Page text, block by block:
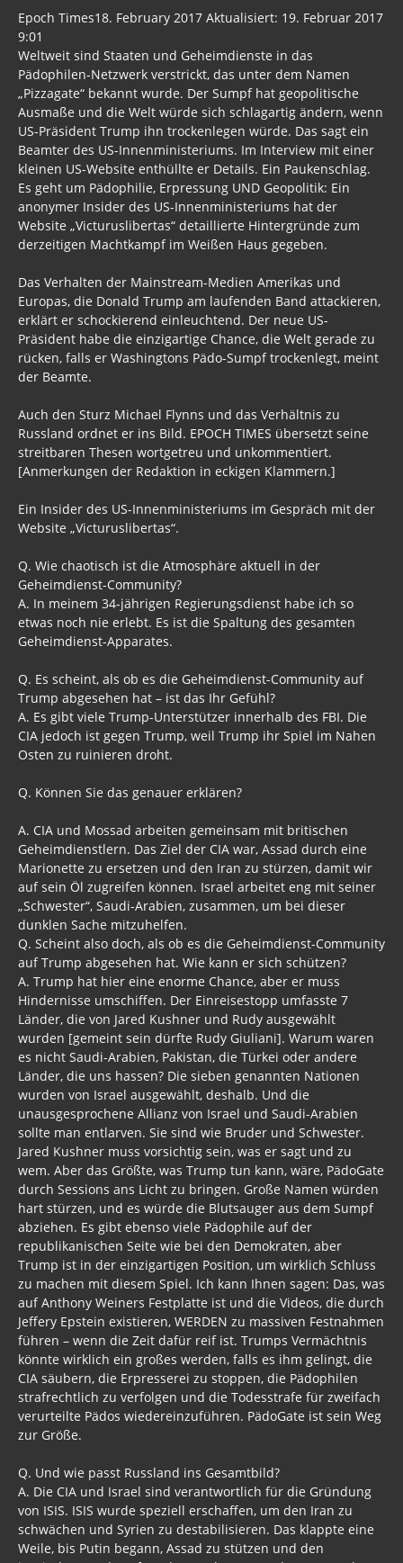
Epoch Times18. February 2017 Aktualisiert: 19. Februar 2017
9:01
Weltweit sind Staaten und Geheimdienste in das
Pädophilen-Netzwerk verstrickt, das unter dem Namen
„Pizzagate“ bekannt wurde. Der Sumpf hat geopolitische
Ausmaße und die Welt würde sich schlagartig ändern, wenn
US-Präsident Trump ihn trockenlegen würde. Das sagt ein
Beamter des US-Innenministeriums. Im Interview mit einer
kleinen US-Website enthüllte er Details. Ein Paukenschlag.
Es geht um Pädophilie, Erpressung UND Geopolitik: Ein
anonymer Insider des US-Innenministeriums hat der
Website „Victuruslibertas“ detaillierte Hintergründe zum
derzeitigen Machtkampf im Weißen Haus gegeben.
Das Verhalten der Mainstream-Medien Amerikas und
Europas, die Donald Trump am laufenden Band attackieren,
erklärt er schockierend einleuchtend. Der neue US-
Präsident habe die einzigartige Chance, die Welt gerade zu
rücken, falls er Washingtons Pädo-Sumpf trockenlegt, meint
der Beamte.
Auch den Sturz Michael Flynns und das Verhältnis zu
Russland ordnet er ins Bild. EPOCH TIMES übersetzt seine
streitbaren Thesen wortgetreu und unkommentiert.
[Anmerkungen der Redaktion in eckigen Klammern.]
Ein Insider des US-Innenministeriums im Gespräch mit der
Website „Victuruslibertas“.
Q. Wie chaotisch ist die Atmosphäre aktuell in der
Geheimdienst-Community?
A. In meinem 34-jährigen Regierungsdienst habe ich so
etwas noch nie erlebt. Es ist die Spaltung des gesamten
Geheimdienst-Apparates.
Q. Es scheint, als ob es die Geheimdienst-Community auf
Trump abgesehen hat – ist das Ihr Gefühl?
A. Es gibt viele Trump-Unterstützer innerhalb des FBI. Die
CIA jedoch ist gegen Trump, weil Trump ihr Spiel im Nahen
Osten zu ruinieren droht.
Q. Können Sie das genauer erklären?
A. CIA und Mossad arbeiten gemeinsam mit britischen
Geheimdienstlern. Das Ziel der CIA war, Assad durch eine
Marionette zu ersetzen und den Iran zu stürzen, damit wir
auf sein Öl zugreifen können. Israel arbeitet eng mit seiner
„Schwester“, Saudi-Arabien, zusammen, um bei dieser
dunklen Sache mitzuhelfen.
Q. Scheint also doch, als ob es die Geheimdienst-Community
auf Trump abgesehen hat. Wie kann er sich schützen?
A. Trump hat hier eine enorme Chance, aber er muss
Hindernisse umschiffen. Der Einreisestopp umfasste 7
Länder, die von Jared Kushner und Rudy ausgewählt
wurden [gemeint sein dürfte Rudy Giuliani]. Warum waren
es nicht Saudi-Arabien, Pakistan, die Türkei oder andere
Länder, die uns hassen? Die sieben genannten Nationen
wurden von Israel ausgewählt, deshalb. Und die
unausgesprochene Allianz von Israel und Saudi-Arabien
sollte man entlarven. Sie sind wie Bruder und Schwester.
Jared Kushner muss vorsichtig sein, was er sagt und zu
wem. Aber das Größte, was Trump tun kann, wäre, PädoGate
durch Sessions ans Licht zu bringen. Große Namen würden
hart stürzen, und es würde die Blutsauger aus dem Sumpf
abziehen. Es gibt ebenso viele Pädophile auf der
republikanischen Seite wie bei den Demokraten, aber
Trump ist in der einzigartigen Position, um wirklich Schluss
zu machen mit diesem Spiel. Ich kann Ihnen sagen: Das, was
auf Anthony Weiners Festplatte ist und die Videos, die durch
Jeffery Epstein existieren, WERDEN zu massiven Festnahmen
führen – wenn die Zeit dafür reif ist. Trumps Vermächtnis
könnte wirklich ein großes werden, falls es ihm gelingt, die
CIA säubern, die Erpresserei zu stoppen, die Pädophilen
strafrechtlich zu verfolgen und die Todesstrafe für zweifach
verurteilte Pädos wiedereinzuführen. PädoGate ist sein Weg
zur Größe.
Q. Und wie passt Russland ins Gesamtbild?
A. Die CIA und Israel sind verantwortlich für die Gründung
von ISIS. ISIS wurde speziell erschaffen, um den Iran zu
schwächen und Syrien zu destabilisieren. Das klappte eine
Weile, bis Putin begann, Assad zu stützen und den